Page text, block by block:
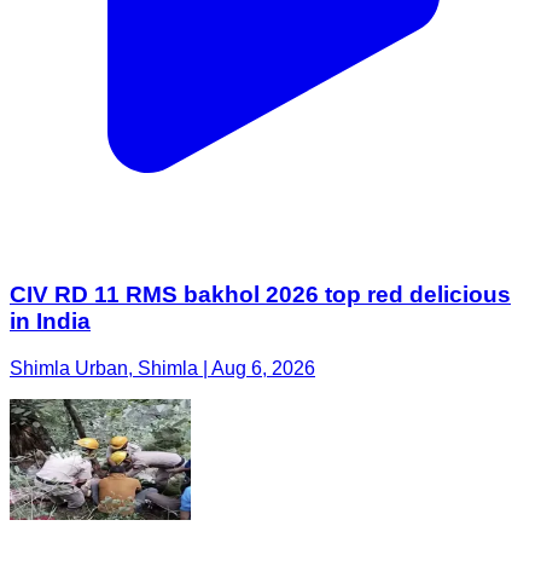
CIV RD 11 RMS bakhol 2026 top red delicious
in India
Shimla Urban, Shimla | Aug 6, 2026